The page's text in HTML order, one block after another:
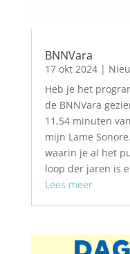
BNNVara
17 okt 2024|
Heb je het
de BNNVara
11,54 minuten
mijn Lame
waarin je al het
loop der jaren is
Lees meer